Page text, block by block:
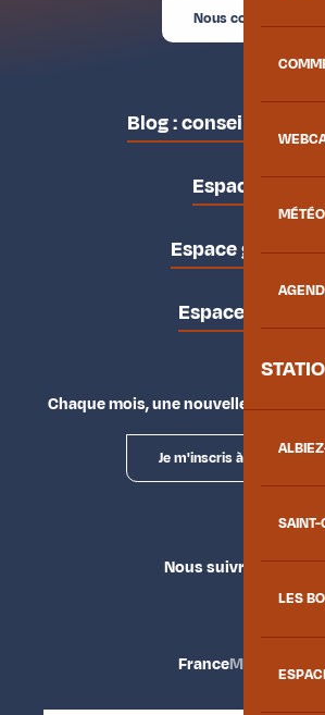
MÉTÉO
LES
Nous contacter
Blog : conseils des
Espace pro
Espace groupes
Espace presse
Chaque mois, une nouvelle façon
Je m'inscris à la newsletter
Nous suivre
FranceMaurienne